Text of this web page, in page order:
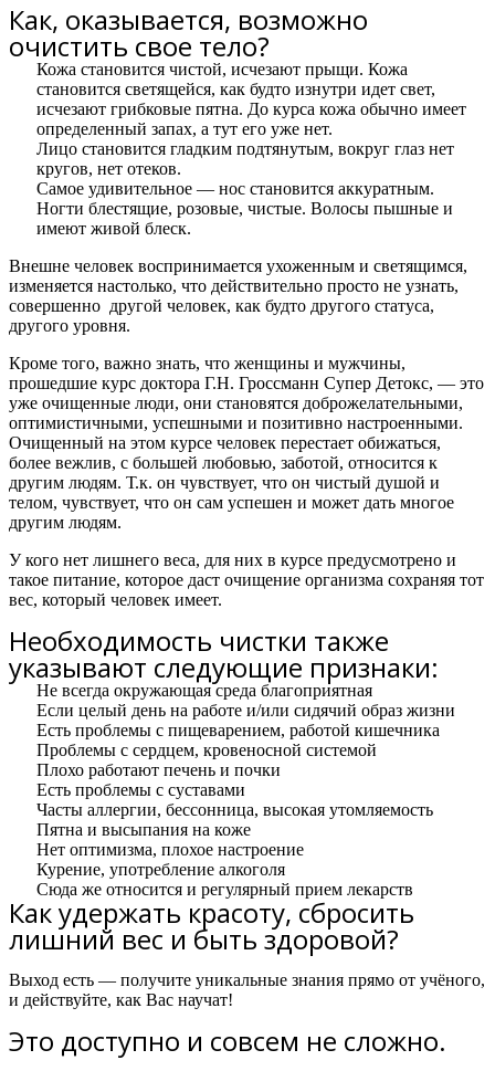
Как, оказывается, возможно
очистить свое тело?​
Кожа становится чистой, исчезают прыщи. Кожа
становится светящейся, как будто изнутри идет свет,
исчезают грибковые пятна. До курса кожа обычно имеет
определенный запах, а тут его уже нет.
Лицо становится гладким подтянутым, вокруг глаз нет
кругов, нет отеков.
Самое удивительное — нос становится аккуратным.
Ногти блестящие, розовые, чистые. Волосы пышные и
имеют живой блеск.
Внешне человек воспринимается ухоженным и светящимся,
изменяется настолько, что действительно просто не узнать,
совершенно другой человек, как будто другого статуса,
другого уровня.
Кроме того, важно знать, что женщины и мужчины,
прошедшие курс доктора Г.Н. Гроссманн Супер Детокс, — это
уже очищенные люди, они становятся доброжелательными,
оптимистичными, успешными и позитивно настроенными.
Очищенный на этом курсе человек перестает обижаться,
более вежлив, с большей любовью, заботой, относится к
другим людям. Т.к. он чувствует, что он чистый душой и
телом, чувствует, что он сам успешен и может дать многое
другим людям.
У кого нет лишнего веса, для них в курсе предусмотрено и
такое питание, которое даст очищение организма сохраняя тот
вес, который человек имеет.
Необходимость чистки также
указывают следующие признаки:
Не всегда окружающая среда благоприятная
Если целый день на работе и/или сидячий образ жизни
Есть проблемы с пищеварением, работой кишечника
Проблемы с сердцем, кровеносной системой
Плохо работают печень и почки
Есть проблемы с суставами
Часты аллергии, бессонница, высокая утомляемость
Пятна и высыпания на коже
Нет оптимизма, плохое настроение
Курение, употребление алкоголя
Сюда же относится и регулярный прием лекарств
Как удержать красоту, сбросить
лишний вес и быть здоровой?
Выход есть — получите уникальные знания прямо от учёного,
и действуйте, как Вас научат!
Это доступно и совсем не сложно.